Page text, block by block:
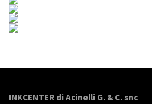
INKCENTER di Acinelli G. & C. snc